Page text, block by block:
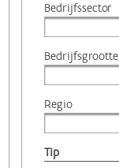
Bedrijfssector
Bedrijfsgrootte
Regio
Tip